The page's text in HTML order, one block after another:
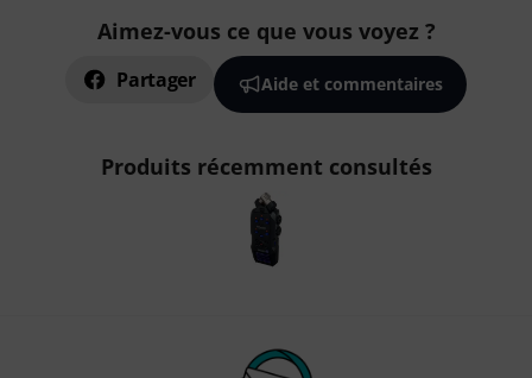
Aimez-vous ce que vous voyez ?
Partager Aide et commentaires
Produits récemment consultés